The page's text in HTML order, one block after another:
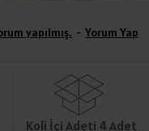
yapılmış. - Yorum Yap
Koli İçi Adeti 4 Adet